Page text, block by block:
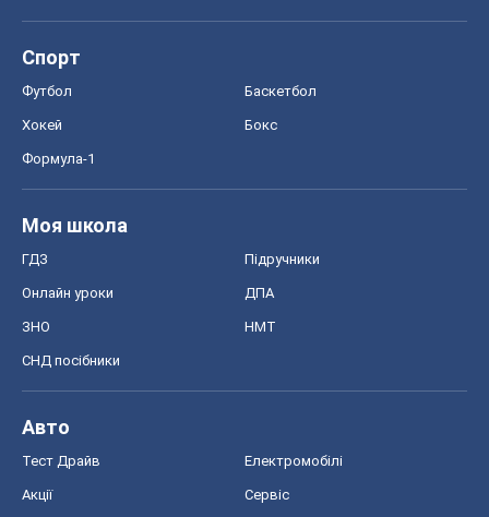
Спорт
Футбол Баскетбол
Хокей Бокс
Формула-1
Моя школа
ГДЗ Підручники
Онлайн уроки ДПА
ЗНО НМТ
СНД посібники
Авто
Тест Драйв Електромобілі
Акції Сервіс